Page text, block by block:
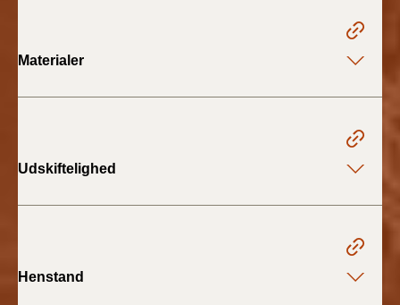
BR18 (1/1-30/6
Tidligere BR (1961-
2010)
Materialer
Udskiftelighed
Henstand